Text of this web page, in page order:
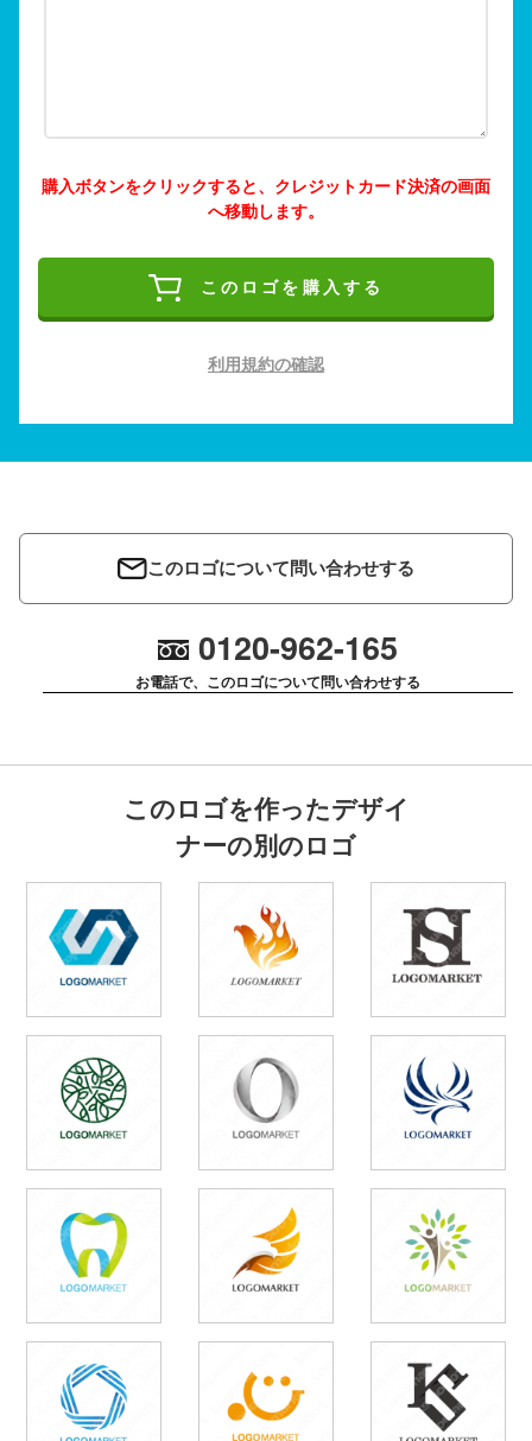
購入ボタンをクリックすると、クレジットカード決済の画面
へ移動します。
このロゴを購入する
利用規約の確認
このロゴについて問い合わせする
0120-962-165
お電話で、このロゴについて問い合わせする
このロゴを作ったデザイ
ナーの別のロゴ